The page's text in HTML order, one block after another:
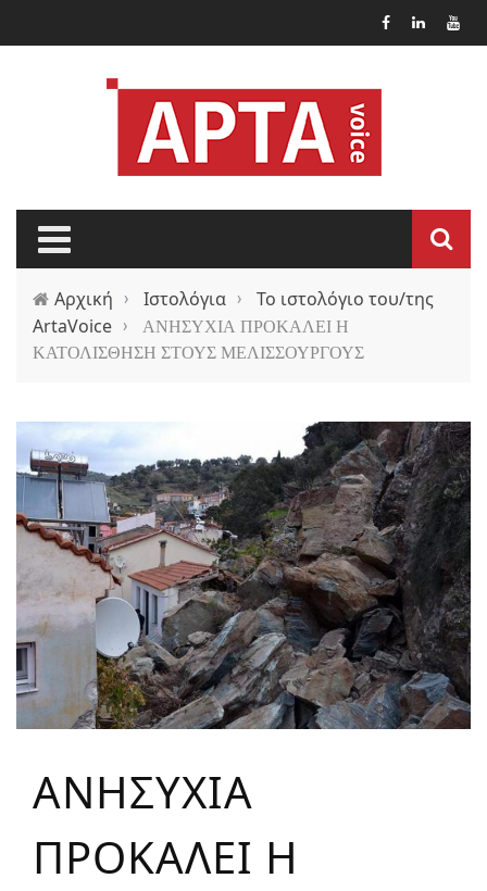
Αρχική › Ιστολόγια ›
Το ιστολόγιο του/της
ArtaVoice ›
ΑΝΗΣΥΧΙΑ ΠΡΟΚΑΛΕΙ Η
ΚΑΤΟΛΙΣΘΗΣΗ ΣΤΟΥΣ ΜΕΛΙΣΣΟΥΡΓΟΥΣ
ΑΝΗΣΥΧΙΑ
ΠΡΟΚΑΛΕΙ Η